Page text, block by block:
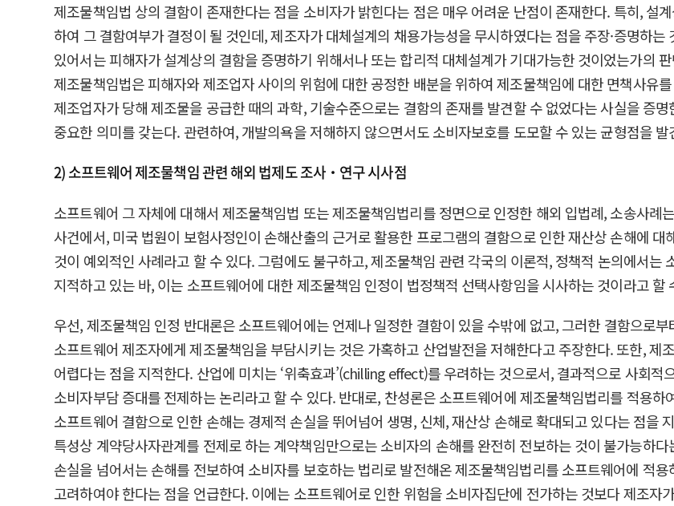
제조물책임법 상의 결함이 존재한다는 점을 소비자가 밝힌다는 점은 매우 어려운 난점이 존재한다. 특히, 설
하여 그 결함여부가 결정이 될 것인데, 제조자가 대체설계의 채용가능성을 무시하였다는 점을 주장·증명하
있어서는 피해자가 설계상의 결함을 증명하기 위해서나 또는 합리적 대체설계가 기대가능한 것이었는가의
제조물책임법은 피해자와 제조업자 사이의 위험에 대한 공정한 배분을 위하여 제조물책임에 대한 면책사유
제조업자가 당해 제조물을 공급한 때의 과학, 기술수준으로는 결함의 존재를 발견할 수 없었다는 사실을 증
중요한 의미를 갖는다. 관련하여, 개발의욕을 저해하지 않으면서도 소비자보호를 도모할 수 있는 균형점을
2) 소프트웨어 제조물책임 관련 해외 법제도 조사‧연구 시사점
소프트웨어 그 자체에 대해서 제조물책임법 또는 제조물책임법리를 정면으로 인정한 해외 입법례, 소송사
사건에서, 미국 법원이 보험사정인이 손해산출의 근거로 활용한 프로그램의 결함으로 인한 재산상 손해에
것이 예외적인 사례라고 할 수 있다. 그럼에도 불구하고, 제조물책임 관련 각국의 이론적, 정책적 논의에서
지적하고 있는 바, 이는 소프트웨어에 대한 제조물책임 인정이 법정책적 선택사항임을 시사하는 것이라고 할
우선, 제조물책임 인정 반대론은 소프트웨어에는 언제나 일정한 결함이 있을 수밖에 없고, 그러한 결함으로
소프트웨어 제조자에게 제조물책임을 부담시키는 것은 가혹하고 산업발전을 저해한다고 주장한다. 또한, 제
어렵다는 점을 지적한다. 산업에 미치는 ‘위축효과’(chilling effect)를 우려하는 것으로서, 결과적으로 사회
소비자부담 증대를 전제하는 논리라고 할 수 있다. 반대로, 찬성론은 소프트웨어에 제조물책임법리를 적용
소프트웨어 결함으로 인한 손해는 경제적 손실을 뛰어넘어 생명, 신체, 재산상 손해로 확대되고 있다는 점을
특성상 계약당사자관계를 전제로 하는 계약책임만으로는 소비자의 손해를 완전히 전보하는 것이 불가능하
손실을 넘어서는 손해를 전보하여 소비자를 보호하는 법리로 발전해온 제조물책임법리를 소프트웨어에 적
고려하여야 한다는 점을 언급한다. 이에는 소프트웨어로 인한 위험을 소비자집단에 전가하는 것보다 제조자